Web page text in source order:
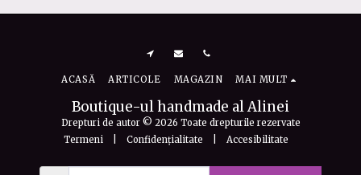
Boutique-ul handmade al Alinei
Drepturi de autor © 2026 Toate drepturile rezervate
Termeni| Confidențialitate Accesibilitate
ACASĂ ARTICOLE MAGAZIN MAI MULT